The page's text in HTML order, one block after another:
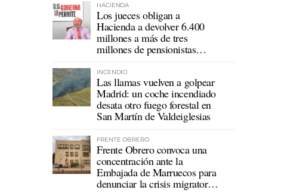
HACIENDA
Los jueces obligan a
Hacienda a devolver 6.400
millones a más de tres
millones de pensionistas
INCENDIO
Las llamas vuelven a golpear
Madrid: un coche incendiado
desata otro fuego forestal en
San Martín de Valdeiglesias
FRENTE OBRERO
Frente Obrero convoca una
concentración ante la
Embajada de Marruecos para
denunciar la crisis migratoria